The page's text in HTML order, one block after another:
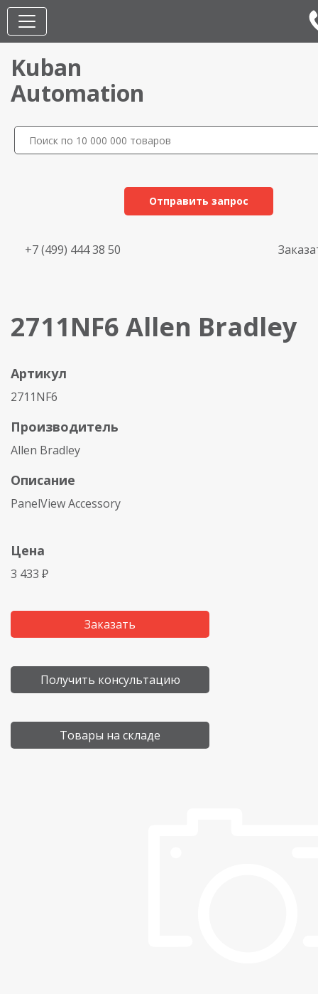
Kuban
Automation
Отправить запрос
+7 (499) 444 38 50
2711NF6 Allen Bradley
Артикул
2711NF6
Производитель
Allen Bradley
Описание
PanelView Accessory
Цена
3 433 ₽
Заказать
Получить консультацию
Товары на складе